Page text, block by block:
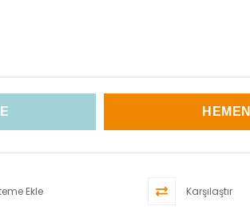
Ekle Karşılaştır